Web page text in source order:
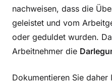
nachweisen, dass die
geleistet und vom
oder geduldet wurden.
Arbeitnehmer die
Dokumentieren Sie daher